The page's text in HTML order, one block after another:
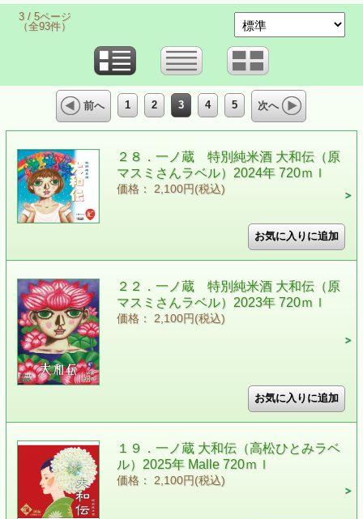
3 / 5ページ
（全93件）
前へ 1 2 3 4 5 次へ
２８．一ノ蔵 特別純米酒 大和伝（原
マスミさんラベル）2024年 720ｍｌ
価格： 2,100円(税込)
２２．一ノ蔵 特別純米酒 大和伝（原
マスミさんラベル）2023年 720ｍｌ
価格： 2,100円(税込)
１９．一ノ蔵 大和伝（高松ひとみラベ
ル）2025年 Malle 720ｍｌ
価格： 2,100円(税込)